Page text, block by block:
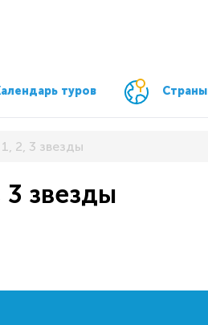
туров Страны
2, 3 звезды
звезды